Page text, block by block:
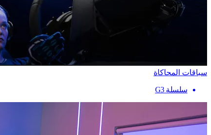
سباقات المحاكاة
سلسلة G3